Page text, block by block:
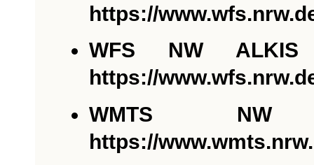
https://
WFS NW ALKIS
https://
WMTS NW
https://